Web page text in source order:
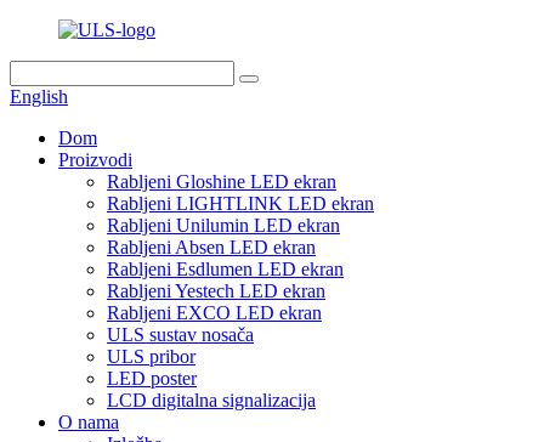
English
Dom
Proizvodi
Rabljeni Gloshine LED ekran
Rabljeni LIGHTLINK LED ekran
Rabljeni Unilumin LED ekran
Rabljeni Absen LED ekran
Rabljeni Esdlumen LED ekran
Rabljeni Yestech LED ekran
Rabljeni EXCO LED ekran
ULS sustav nosača
ULS pribor
LED poster
LCD digitalna signalizacija
O nama